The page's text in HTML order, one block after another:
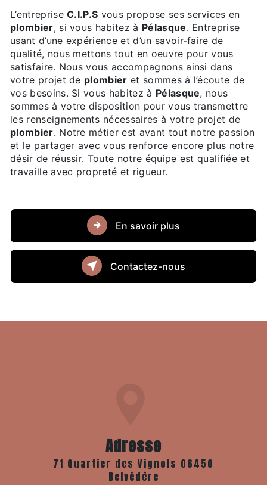
L’entrepriseC.I.P.S vous propose ses services en
plombier, si vous habitez à Pélasque. Entreprise
usant d’une expérience et d’un savoir-faire de
qualité, nous mettons tout en oeuvre pour vous
satisfaire. Nous vous accompagnons ainsi dans
votre projet de plombier et sommes à l’écoute de
vos besoins. Si vous habitez à Pélasque, nous
sommes à votre disposition pour vous transmettre
les renseignements nécessaires à votre projet de
plombier. Notre métier est avant tout notre passion
et le partager avec vous renforce encore plus notre
désir de réussir. Toute notre équipe est qualifiée et
travaille avec propreté et rigueur.
En savoir plus
Contactez-nous
Adresse
71 Quartier des Vignols 06450
Belvédère